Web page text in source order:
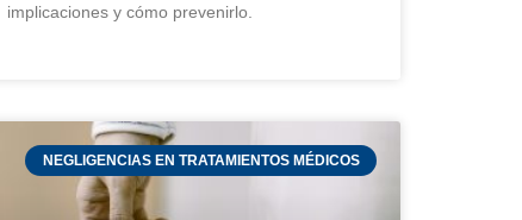
implicaciones y cómo prevenirlo.
NEGLIGENCIAS EN TRATAMIENTOS MÉDICOS